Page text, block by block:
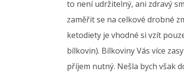
to není udržitelný, ani zdravý
zaměřit se na celkové drobné
ketodiety je vhodné si vzít
bílkovin). Bílkoviny Vás více
příjem nutný. Nešla bych však